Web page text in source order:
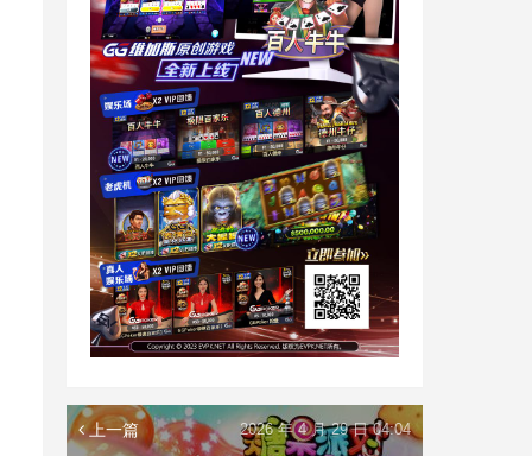
上一篇 2026 年 4 月 29 日 04:04